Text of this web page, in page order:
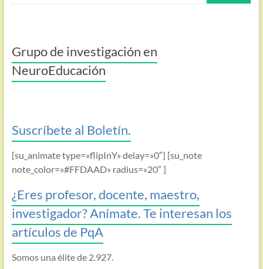
Grupo de investigación en
NeuroEducación
Suscríbete al Boletín.
[su_animate type=»flipInY» delay=»0″] [su_note
note_color=»#FFDAAD» radius=»20″ ]
¿Eres profesor, docente, maestro,
investigador? Anímate. Te interesan los
artículos de PqA
Somos una élite de 2.927.